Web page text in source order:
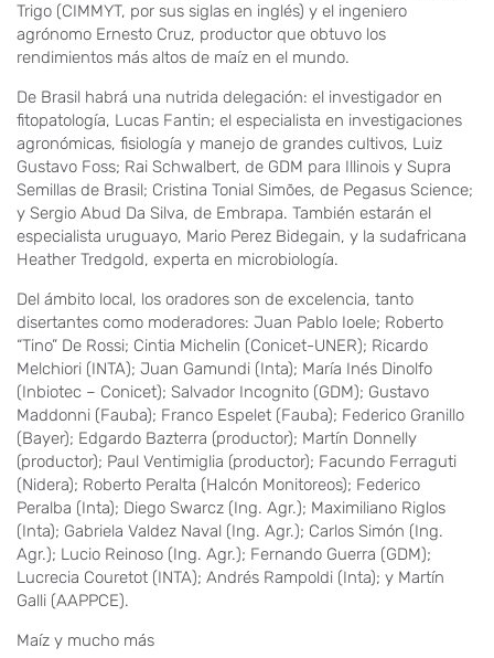
Trigo (CIMMYT, por sus siglas en inglés) y el ingeniero
agrónomo Ernesto Cruz, productor que obtuvo los
rendimientos más altos de maíz en el mundo.
De Brasil habrá una nutrida delegación: el investigador en
fitopatología, Lucas Fantin; el especialista en investigaciones
agronómicas, fisiología y manejo de grandes cultivos, Luiz
Gustavo Foss; Rai Schwalbert, de GDM para Illinois y Supra
Semillas de Brasil; Cristina Tonial Simões, de Pegasus Science;
y Sergio Abud Da Silva, de Embrapa. También estarán el
especialista uruguayo, Mario Perez Bidegain, y la sudafricana
Heather Tredgold, experta en microbiología.
Del ámbito local, los oradores son de excelencia, tanto
disertantes como moderadores: Juan Pablo Ioele; Roberto
“Tino” De Rossi; Cintia Michelin (Conicet-UNER); Ricardo
Melchiori (INTA); Juan Gamundi (Inta); María Inés Dinolfo
(Inbiotec – Conicet); Salvador Incognito (GDM); Gustavo
Maddonni (Fauba); Franco Espelet (Fauba); Federico Granillo
(Bayer); Edgardo Bazterra (productor); Martín Donnelly
(productor); Paul Ventimiglia (productor); Facundo Ferraguti
(Nidera); Roberto Peralta (Halcón Monitoreos); Federico
Peralba (Inta); Diego Swarcz (Ing. Agr.); Maximiliano Riglos
(Inta); Gabriela Valdez Naval (Ing. Agr.); Carlos Simón (Ing.
Agr.); Lucio Reinoso (Ing. Agr.); Fernando Guerra (GDM);
Lucrecia Couretot (INTA); Andrés Rampoldi (Inta); y Martín
Galli (AAPPCE).
Maíz y mucho más